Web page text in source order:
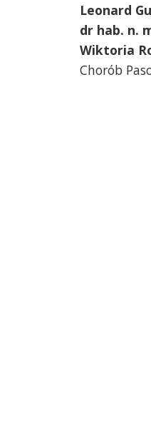
Leonard
dr hab. n.
Wiktoria
Chorób